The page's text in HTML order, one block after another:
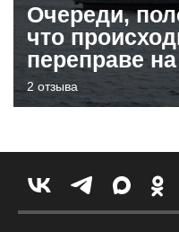
Очереди,
что
переправе
2 отзыва